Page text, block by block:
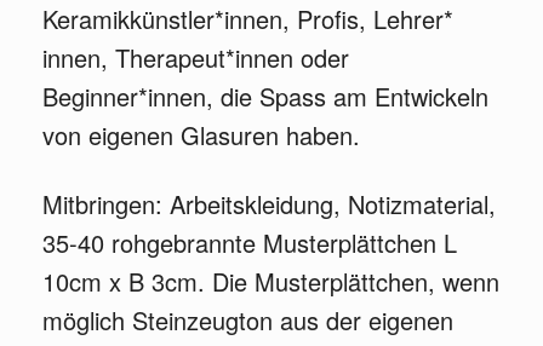
Keramikkünstler*innen, Profis, Lehrer*
innen, Therapeut*innen oder
Beginner*innen, die Spass am Entwickeln
von eigenen Glasuren haben.
Mitbringen: Arbeitskleidung, Notizmaterial,
35-40 rohgebrannte Musterplättchen L
10cm x B 3cm. Die Musterplättchen, wenn
möglich Steinzeugton aus der eigenen